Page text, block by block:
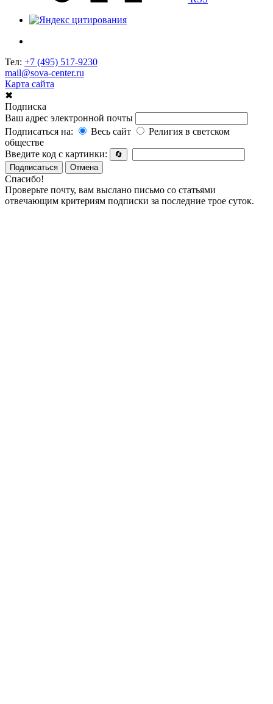
Тел: +7 (495) 517-9230
mail@sova-center.ru
Карта сайта
✖
Подписка
Ваш адрес электронной почты
Подписаться на:
Весь сайт
Религия в светском
обществе
Введите код с картинки:
🔄
Подписаться
Отмена
Спасибо!
Проверьте почту, вам выслано письмо со статьями
отвечающим критериям подписки за последние трое суток.